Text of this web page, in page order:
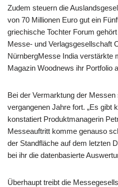
Zudem steuern die
von 70 Millionen Euro gut ein
griechische Tochter Forum
Messe- und Verlagsgesellschaft
NürnbergMesse India verstärkte
Magazin Woodnews ihr Portfolio
Bei der Vermarktung der
vergangenen Jahre fort. „Es gibt
konstatiert Produktmanagerin
Messeauftritt komme genauso
der Standfläche auf dem letzten
bei ihr die datenbasierte
Überhaupt treibt die